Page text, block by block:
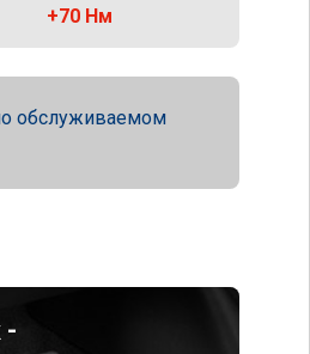
+70 Нм
обслуживаемом
-